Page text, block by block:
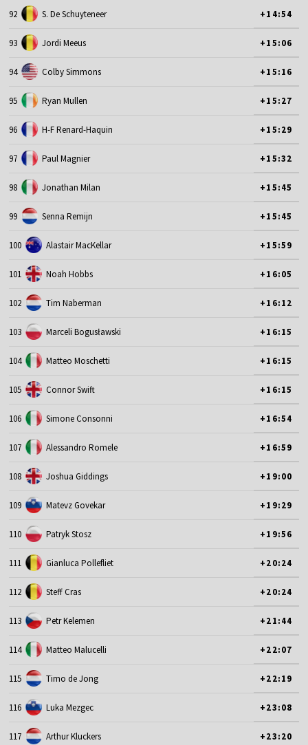
92 S. De Schuyteneer +14:54
93 Jordi Meeus +15:06
94 Colby Simmons +15:16
95 Ryan Mullen +15:27
96 H-F Renard-Haquin +15:29
97 Paul Magnier +15:32
98 Jonathan Milan +15:45
99 Senna Remijn +15:45
100 Alastair MacKellar +15:59
101 Noah Hobbs +16:05
102 Tim Naberman +16:12
103 Marceli Bogusławski +16:15
104 Matteo Moschetti +16:15
105 Connor Swift +16:15
106 Simone Consonni +16:54
107 Alessandro Romele +16:59
108 Joshua Giddings +19:00
109 Matevz Govekar +19:29
110 Patryk Stosz +19:56
111 Gianluca Pollefliet +20:24
112 Steff Cras +20:24
113 Petr Kelemen +21:44
114 Matteo Malucelli +22:07
115 Timo de Jong +22:19
116 Luka Mezgec +23:08
117 Arthur Kluckers +23:20